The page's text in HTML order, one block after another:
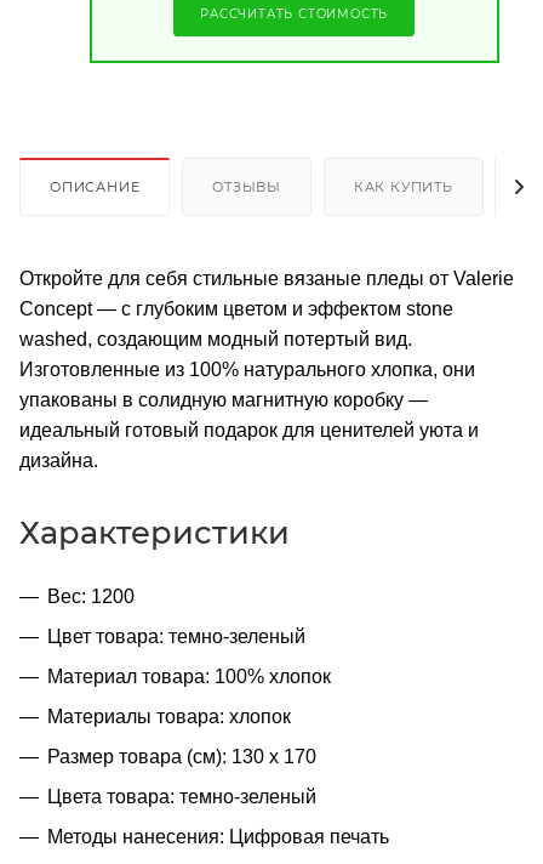
РАССЧИТАТЬ СТОИМОСТЬ
ОПИСАНИЕ ОТЗЫВЫ КАК КУПИТЬ
Откройте для себя стильные вязаные пледы от Valerie
Concept — с глубоким цветом и эффектом stone
washed, создающим модный потертый вид.
Изготовленные из 100% натурального хлопка, они
упакованы в солидную магнитную коробку —
идеальный готовый подарок для ценителей уюта и
дизайна.
Характеристики
Вес: 1200
Цвет товара: темно-зеленый
Материал товара: 100% хлопок
Материалы товара: хлопок
Размер товара (см): 130 х 170
Цвета товара: темно-зеленый
Методы нанесения: Цифровая печать